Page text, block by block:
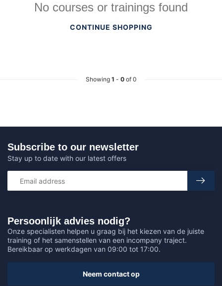
No courses or trainings found
CONTINUE SHOPPING
Showing 1 - 0of 0
Persoonlijk advies nodig?
Onze specialisten helpen u graag bij het kiezen van de juiste
training of het samenstellen van een incompany traject.
Bereikbaar op werkdagen van 09:00 tot 17:00.
Neem contact op
Subscribe to our newsletter
Stay up to date with our latest offers